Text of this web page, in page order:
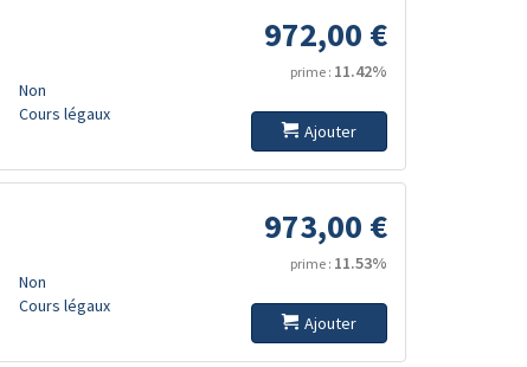
Non
Cours légaux
972,00 €
prime : 11.42%
Ajouter
Non
Cours légaux
973,00 €
prime : 11.53%
Ajouter